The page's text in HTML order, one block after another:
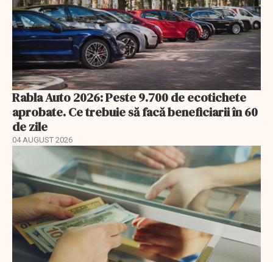
Rabla Auto 2026: Peste 9.700 de ecotichete
aprobate. Ce trebuie să facă beneficiarii în 60
de zile
04 AUGUST 2026